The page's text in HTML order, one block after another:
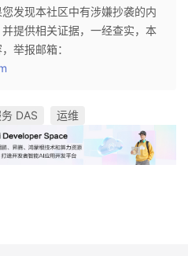
发现本社区中有涉嫌抄袭的内
提供相关证据，一经查实，本
举报邮箱：
DAS 运维